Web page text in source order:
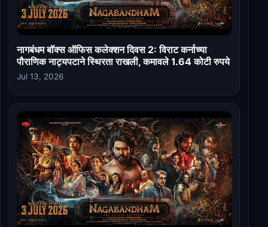
नागबंधम बॉक्स ऑफिस कलेक्शन दिवस 2: विराट कर्नाच्या
पौराणिक नाट्यपटाने स्थिरता राखली, कमावले 1.64 कोटी रुपये
Jul 13, 2026